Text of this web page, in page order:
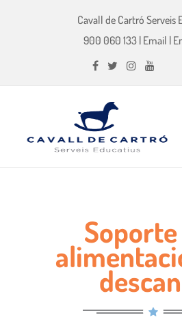
Cavall de Cartró Serveis
900 060 133| Email |
Soporte